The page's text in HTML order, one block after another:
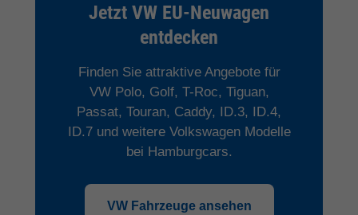
Jetzt VW EU-Neuwagen
entdecken
Finden Sie attraktive Angebote für
VW Polo, Golf, T-Roc, Tiguan,
Passat, Touran, Caddy, ID.3, ID.4,
ID.7 und weitere Volkswagen Modelle
bei Hamburgcars.
VW Fahrzeuge ansehen